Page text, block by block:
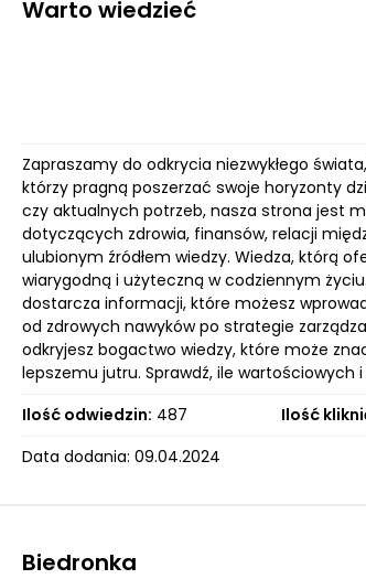
Warto wiedzieć
Zapraszamy do odkrycia niezwykłego
którzy pragną poszerzać swoje horyzonty
czy aktualnych potrzeb, nasza strona jest
dotyczących zdrowia, finansów, relacji
ulubionym źródłem wiedzy. Wiedza, którą
wiarygodną i użyteczną w codziennym
dostarcza informacji, które możesz
od zdrowych nawyków po strategie
odkryjesz bogactwo wiedzy, które może
lepszemu jutru. Sprawdź, ile wartościowych
Ilość odwiedzin: 487 Ilość
Data dodania: 09.04.2024
Biedronka